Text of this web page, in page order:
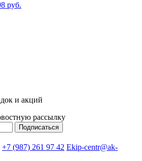
руб.
и акций
рассылку
Подписаться
+7 (987) 261 97 42 Ekip-centr@ak-